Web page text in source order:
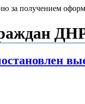
за получением